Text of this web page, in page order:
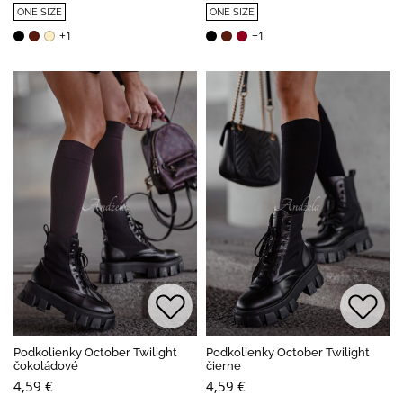
ONE SIZE
+1
ONE SIZE
+1
Podkolienky October Twilight
čokoládové
4,59 €
Podkolienky October Twilight
čierne
4,59 €